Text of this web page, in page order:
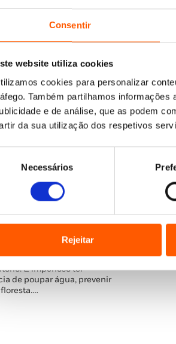
Consentir
website utiliza cookies
cookies para personalizar
Também partilhamos
e de análise, que as podem
da sua utilização dos respetivos
Necessários
Rejeitar
Iniciativas
Livros com raízes,
É imperioso ter
de poupar água, prevenir
Livro
Ler mais